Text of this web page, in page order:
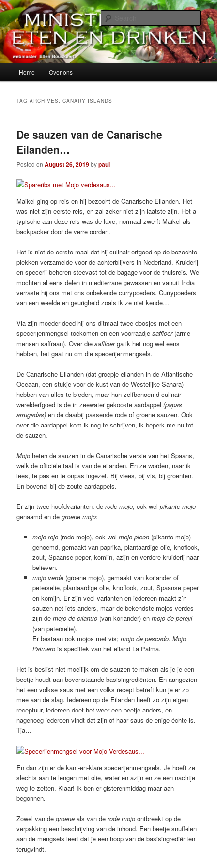
Skip
to
primary
content
Skip
to
secondary
contentMinisterie van Eten en Drinken
alles over eten, drinken en andere genoegens…
Home Over ons
TAG ARCHIVES:CANARY ISLANDS
De sauzen van de Canarische
Eilanden…
Posted onAugust 26, 2019bypaul
Maikel ging op reis en hij bezocht de Canarische Eilanden. Het
was niet zijn eerste reis, en zal zeker niet zijn laatste zijn. Het a-
typische aan deze reis was de luxe, normaal zwerft Maikel als
backpacker door de verre oorden.
Het is niet de eerste maal dat hij culinair erfgoed op de bezochte
plekken verzamelde voor de achterblijvers in Nederland. Kruiderij
en specerij behoren steevast tot de bagage voor de thuisreis. We
mochten al eens delen in mediterrane gewassen en vanuit India
verraste hij ons met ons onbekende currypoeders. Currypoeders
van een weelde en geurigheid zoals ik ze niet kende…
Via zijn moeder deed hij ons ditmaal twee doosjes met een
specerijenmengsel toekomen en een voorraadje saffloer(arme-
mensen saffraan). Over diesaffloerga ik het nog wel eens
hebben, het gaat nu om die specerijenmengsels.
De Canarische Eilanden (dat groepje eilanden in de Atlantische
Oceaan, een stukje voor de kust van de Westelijke Sahara)
hebben van alles te bieden, maar hun zelfbenoemd culinair
werelderfgoed is de in zeewater gekookte aardappel(papas
arrugadas) en de daarbij passende rode of groene sauzen. Ook
over die aardappel kom ik nog te schrijven, ik beperk me nu tot
de sauzen.
Mojo heten de sauzen in de Canarische versie van het Spaans,
welk de officiële taal is van de eilanden. En ze worden, naar ik
lees, te pas en te onpas ingezet. Bij vlees, bij vis, bij groenten.
En bovenal bij de zoute aardappels.
Er zijn twee hoofdvarianten: derode mojo, ook welpikante mojo
genaamd en degroene mojo:
mojo rojo(rode mojo), ook wel mojo picon(pikante mojo)
genoemd, gemaakt van paprika, plantaardige olie, knoflook,
zout, Spaanse peper, komijn, azijn en verdere kruiderij naar
believen.
mojo verde(groene mojo), gemaakt van koriander of
peterselie, plantaardige olie, knoflook, zout, Spaanse peper
en komijn. Er zijn veel varianten en iedereen maakt z’n
sauzen net iets anders, maar de bekendste mojos verdes
zijn de mojo de cilantro(van koriander) en mojo de perejil
(van peterselie).
Er bestaan ook mojos met vis; mojo de pescado. Mojo
Palmerois specifiek van het eiland La Palma.
Het is beslist niet moeilijk om de sauzen te maken als je je een
beetje houdt aan bovenstaande basisingrediënten. En aangezien
het een volkse saus met een volks recept betreft kun je er zo
mee aan de slag. Iedereen op de Eilanden heeft zo zijn eigen
receptuur, iedereen doet het weer een beetje anders, en
nagenoeg iedereen vindt dat zijn of haar saus de enige échte is.
Tja…
En dan zijn er de kant-en-klare specerijenmengsels. Je hoeft ze
slechts aan te lengen met olie, water en azijn en ze een nachtje
weg te zetten. Klaar! Ik ben er gisterenmiddag maar aan
begonnen.
Zowel van degroene als van derode mojo ontbreekt op de
verpakking een beschrijving van de inhoud. Een beetje snuffelen
aan de mengsels leert dat je een hoop van de basisingrediënten
terugvindt.